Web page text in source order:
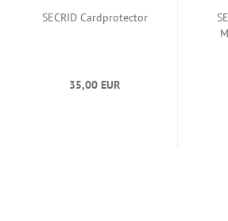
SECRID Cardprotector
35,00 EUR